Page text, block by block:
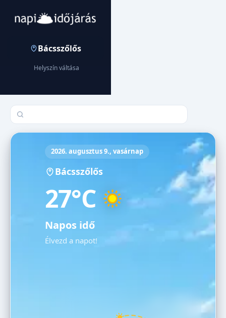
Bácsszőlős
Helyszín váltása
Település keresése
2026. augusztus 9., vasárnap
Bácsszőlős
27°C
Napos idő
Élvezd a napot!